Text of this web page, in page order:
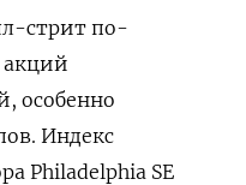
стрит по-
особенно
Индекс
Philadelphia SE